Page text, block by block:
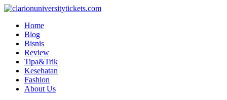
Skip
contentHome
Blog
Bisnis
Review
Tipa&Trik
Kesehatan
Fashion
About Us